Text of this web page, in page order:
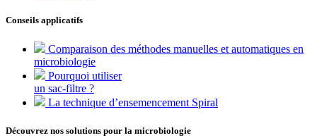
Conseils applicatifs
Comparaison des méthodes manuelles et automatiques en
microbiologie
Pourquoi utiliser
un sac-filtre ?
La technique d’ensemencement Spiral
Découvrez nos solutions pour la microbiologie